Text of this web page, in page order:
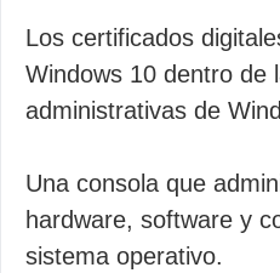
Los certificados
Windows 10 dentro de
administrativas de
Una consola que
hardware, software y
sistema operativo.